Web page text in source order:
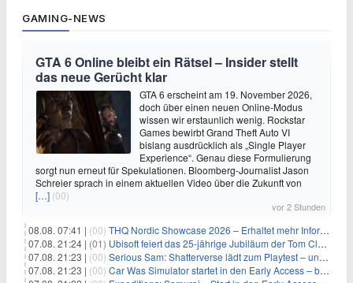
GAMING-NEWS
GTA 6 Online bleibt ein Rätsel – Insider stellt
das neue Gerücht klar
GTA 6 erscheint am 19. November 2026,
doch über einen neuen Online-Modus
wissen wir erstaunlich wenig. Rockstar
Games bewirbt Grand Theft Auto VI
bislang ausdrücklich als „Single Player
Experience“. Genau diese Formulierung
sorgt nun erneut für Spekulationen. Bloomberg-Journalist Jason
Schreier sprach in einem aktuellen Video über die Zukunft von
[…] (00)
vor 2 Stunden
08.08. 07:41 | (00) THQ Nordic Showcase 2026 – Erhaltet mehr Informationen
07.08. 21:24 | (01) Ubisoft feiert das 25-jährige Jubiläum der Tom Clancy’s Ghost Recon-Reihe
07.08. 21:23 | (00) Serious Sam: Shatterverse lädt zum Playtest – und erscheint schon bald!
07.08. 21:23 | (00) Car Was Simulator startet in den Early Access – bald gehts los!